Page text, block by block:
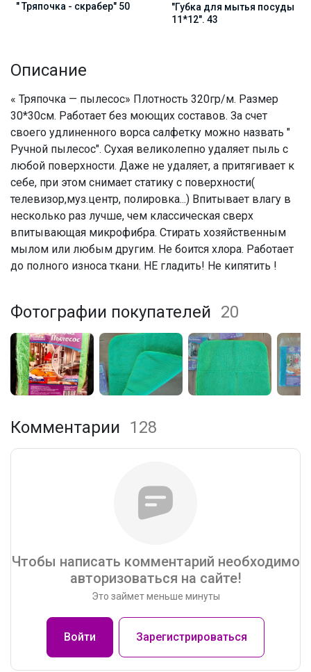
" Тряпочка - скрабер" 50
"Губка для мытья посуды
11*12". 43
Описание
« Тряпочка — пылесос» Плотность 320гр/м. Размер
30*30см. Работает без моющих составов. За счет
своего удлиненного ворса салфетку можно назвать "
Ручной пылесос". Сухая великолепно удаляет пыль с
любой поверхности. Даже не удаляет, а притягивает к
себе, при этом снимает статику с поверхности(
телевизор,муз.центр, полировка...) Впитывает влагу в
несколько раз лучше, чем классическая сверх
впитывающая микрофибра. Стирать хозяйственным
мылом или любым другим. Не боится хлора. Работает
до полного износа ткани. НЕ гладить! Не кипятить !
Фотографии покупателей 20
Комментарии 128
Чтобы написать комментарий необходимо
авторизоваться на сайте!
Это займет меньше минуты
Войти Зарегистрироваться